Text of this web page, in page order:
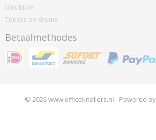
Meubilair
Toners en drums
Betaalmethodes
© 2026 www.officeknallers.nl - Powered